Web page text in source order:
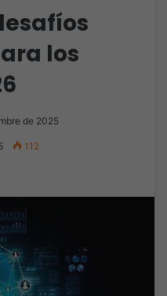
los
de 2025
112